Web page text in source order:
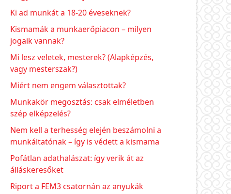
Ki ad munkát a 18-20 éveseknek?
Kismamák a munkaerőpiacon – milyen
jogaik vannak?
Mi lesz veletek, mesterek? (Alapképzés,
vagy mesterszak?)
Miért nem engem választottak?
Munkakör megosztás: csak elméletben
szép elképzelés?
Nem kell a terhesség elején beszámolni a
munkáltatónak – így is védett a kismama
Pofátlan adathalászat: így verik át az
álláskeresőket
Riport a FEM3 csatornán az anyukák